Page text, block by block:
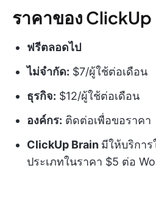
ราคาของ ClickUp
ฟรีตลอดไป
ไม่จำกัด: $7/ผู้ใช้ต่อเดือน
ธุรกิจ: $12/ผู้ใช้ต่อเดือน
องค์กร: ติดต่อเพื่อขอราคา
ClickUp Brain มีให้บริกา
ประเภทในราคา $5 ต่อ